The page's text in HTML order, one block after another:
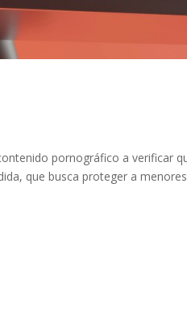
pornográfico a verificar
que busca proteger a